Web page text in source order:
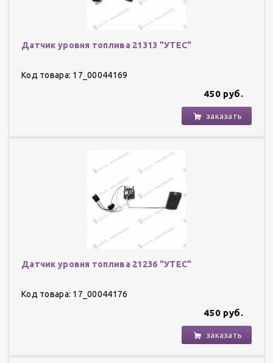
Датчик уровня топлива 21313 "УТЕС"
Код товара: 17_00044169
450 руб.
заказать
Датчик уровня топлива 21236 "УТЕС"
Код товара: 17_00044176
450 руб.
заказать